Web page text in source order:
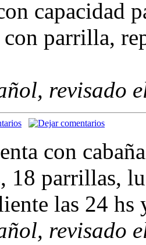
capacidad
parrilla,
revisado
con
18 parrillas,
las 24 hs
revisado